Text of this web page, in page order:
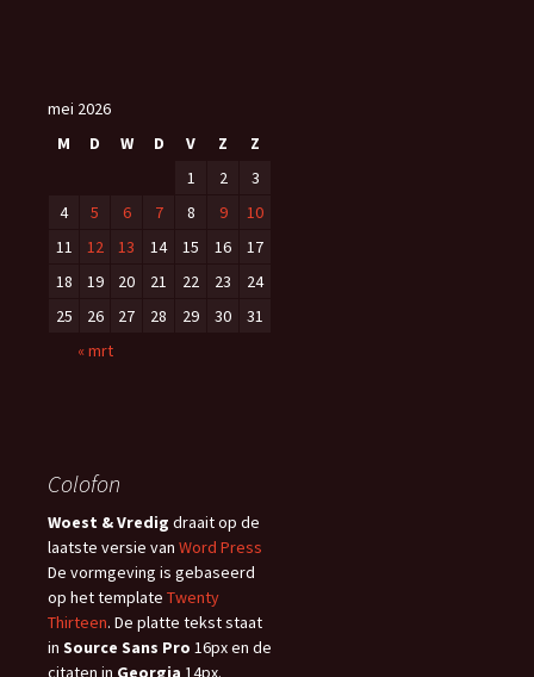
mei 2026
M
D W D V Z Z
« mrt
1 2
3
4
5 6 7 8 9
10
11
12 13 14 15 16
17
18
19 20 21 22 23
24
25
26 27 28 29 30 31
Colofon
Woest & Vredig draait op de
laatste versie van Word Press
De vormgeving is gebaseerd
op het template Twenty
Thirteen. De platte tekst staat
in Source Sans Pro 16px en de
citaten in Georgia 14px.